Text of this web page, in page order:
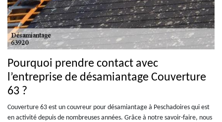
Pourquoi prendre contact avec
l’entreprise de désamiantage Couverture
63 ?
Couverture 63 est un couvreur pour désamiantage à Peschadoires qui est
en activité depuis de nombreuses années. Grâce à notre savoir-faire, nous